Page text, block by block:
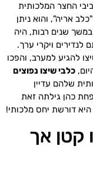
החצר המלכותית
אריה", והוא ניתן
שנים רבות, היה
ויקרי ערך.
20 החלו כלבי שיצו להגיע למערב, והפכו
כלבי שיצו נפוצים
שלהם עדיין
כהן גילתה זאת
דורשת יחס מלכותי!
קטן אך